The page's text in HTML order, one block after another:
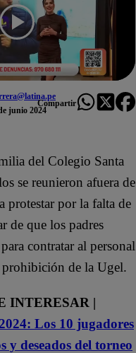
junio 2024
Compartir
del Colegio Santa
se reunieron afuera de
protestar por la falta de
de que los padres
contratar al personal
de la Ugel.
INTERESAR |
Los 10 jugadores
y deseados del torneo